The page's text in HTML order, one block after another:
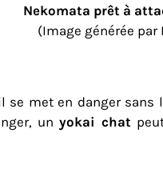
Nekomata prêt à
(Image générée par
met en danger sans
unyokai chat